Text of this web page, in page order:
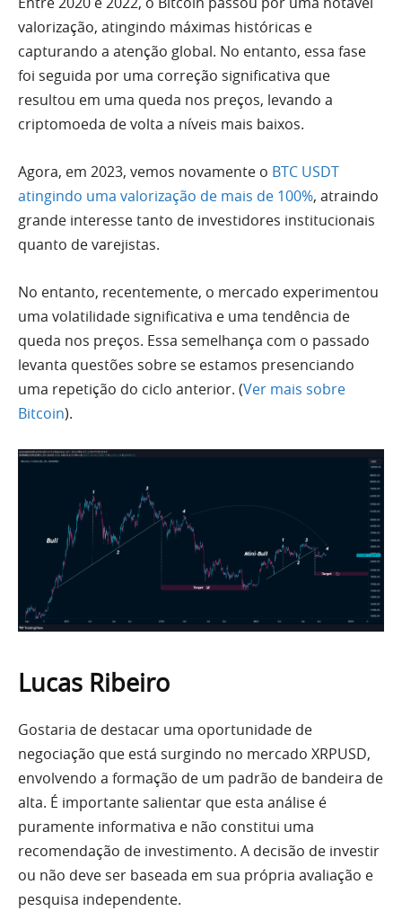
valorização, atingindo máximas históricas e
capturando a atenção global. No entanto, essa fase
foi seguida por uma correção significativa que
resultou em uma queda nos preços, levando a
criptomoeda de volta a níveis mais baixos.
Agora, em 2023, vemos novamente o BTC USDT
atingindo uma valorização de mais de 100%, atraindo
grande interesse tanto de investidores institucionais
quanto de varejistas.
No entanto, recentemente, o mercado experimentou
uma volatilidade significativa e uma tendência de
queda nos preços. Essa semelhança com o passado
levanta questões sobre se estamos presenciando
uma repetição do ciclo anterior. (Ver mais sobre
Bitcoin).
Lucas Ribeiro
Gostaria de destacar uma oportunidade de
negociação que está surgindo no mercado XRPUSD,
envolvendo a formação de um padrão de bandeira de
alta. É importante salientar que esta análise é
puramente informativa e não constitui uma
recomendação de investimento. A decisão de investir
ou não deve ser baseada em sua própria avaliação e
pesquisa independente.